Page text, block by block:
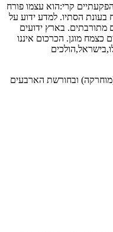
קרי:הוא עצמו פורח
הסתיו. למדע ידוע על
מתורבתים. בארץ ידועים
כצמח מוגן. הכרכום איננו
ובחורשת הארבעים